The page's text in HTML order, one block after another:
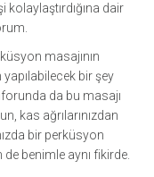
kolaylaştırdığına dair
masajının
bir şey
da bu masajı
kas ağrılarınızdan
bir perküsyon
benimle aynı fikirde.